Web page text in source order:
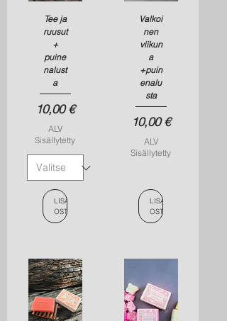
Tee ja
ruusut
+
puine
nalust
a
Hinta
10,00 €
ALV
Sisällytetty
LISÄÄ
OSTOSKORIIN
Valkoi
nen
viikun
a
+puin
enalu
sta
Hinta
10,00 €
ALV
Sisällytetty
LISÄÄ
OSTOSKORIIN